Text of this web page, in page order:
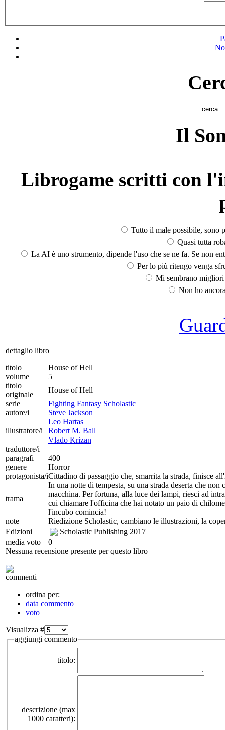
Il
Librogame scritti con
Tutto il male possibile, sono
Quasi tutta
La AI è uno strumento, dipende l'uso che se ne fa. Se non
Per lo più ritengo venga
Mi sembrano
Non ho
dettaglio libro
titolo
House of Hell
volume
5
titolo
originale
House of Hell
serie
Fighting Fantasy Scholastic
autore/i
Steve Jackson
illustratore/i
Leo Hartas
Robert M. Ball
Vlado Krizan
traduttore/i
paragrafi
400
genere
Horror
protagonista/iCittadino di passaggio che, smarrita la strada, finisce
trama
In una notte di tempesta, su una strada deserta che
macchina. Per fortuna, alla luce dei lampi, riesci ad
cui chiamare l'officina che hai notato un paio di
l'incubo comincia!
note
Riedizione Scholastic, cambiano le illustrazioni, la
Edizioni
Scholastic Publishing 2017
media voto
0
Nessuna recensione presente per questo libro
commenti
ordina per:
data commento
voto
Visualizza #
aggiungi commento
titolo:
descrizione (max
1000 caratteri):